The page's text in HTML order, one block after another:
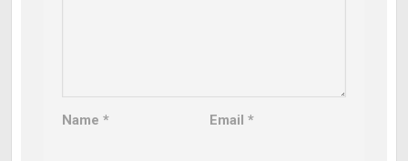
Name * Email*